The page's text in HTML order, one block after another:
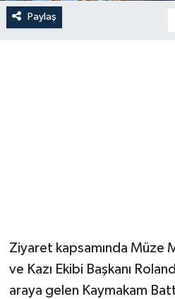
Paylaş
​Ziyaret kapsamında Müze
ve Kazı Ekibi Başkanı
araya gelen Kaymakam